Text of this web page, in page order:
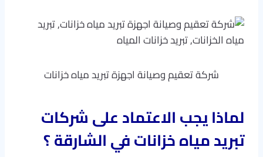
شركة تعقيم وصيانة اجهزة تبريد مياه خزانات
لماذا يجب الاعتماد على شركات
تبريد مياه خزانات في الشارقة ؟